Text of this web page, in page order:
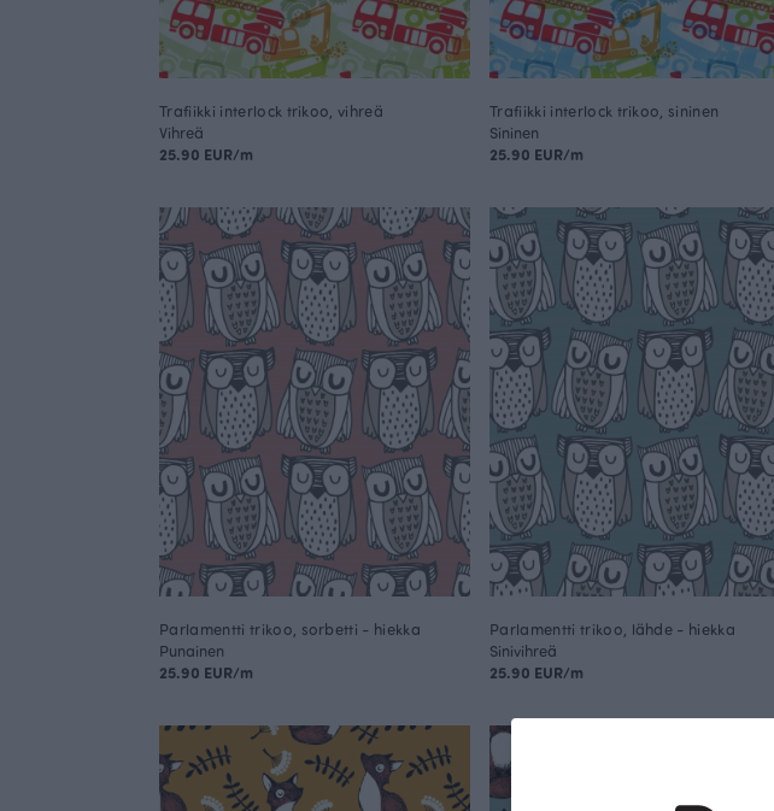
Trafiikki interlock trikoo, vihreä
Vihreä
25.90 EUR/m
Trafiikki interlock trikoo, sininen
Sininen
25.90 EUR/m
Parlamentti trikoo, sorbetti - hiekka
Punainen
25.90 EUR/m
Parlamentti trikoo, lähde - hiekka
Sinivihreä
25.90 EUR/m